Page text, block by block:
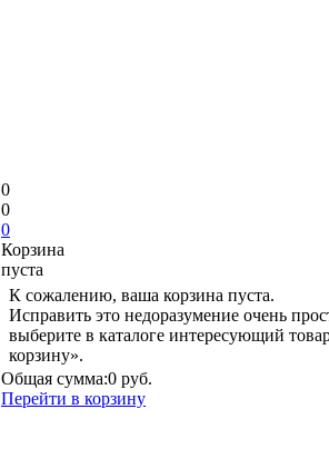
0
0
0
Корзина
пуста
К сожалению, ваша корзина пуста.
Исправить это недоразумение очень
выберите в каталоге интересующий
корзину».
Общая сумма:0 руб.
Перейти в корзину